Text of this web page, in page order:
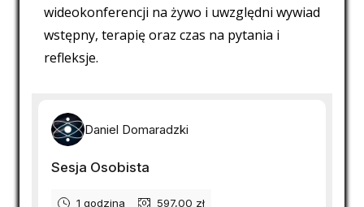
wideokonferencji na żywo i uwzględni wywiad
wstępny, terapię oraz czas na pytania i
refleksje.